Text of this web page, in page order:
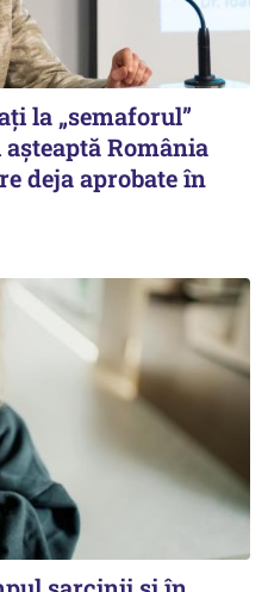
la „semaforul”
România
deja aprobate în